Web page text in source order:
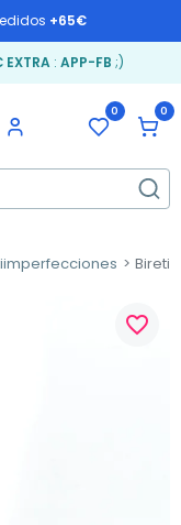
+65€
: APP-FB ;)
0 0
favorite_border